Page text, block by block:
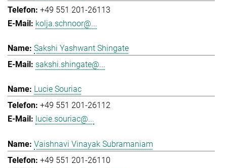
+49 551 201-26113
kolja.schnoor@...
Sakshi Yashwant Shingate
sakshi.shingate@...
Lucie Souriac
+49 551 201-26112
lucie.souriac@...
Vaishnavi Vinayak Subramaniam
+49 551 201-26110